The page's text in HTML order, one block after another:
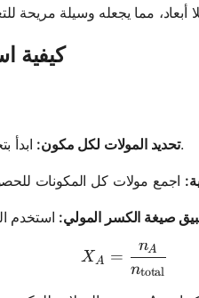
كيفية
تحديد المولات لكل مكون:ابدأ بتحديد عدد المولات لكل مكون في الخليط.
صيغة الكسر المولي:
X_A =
XA =
ntotal
nA